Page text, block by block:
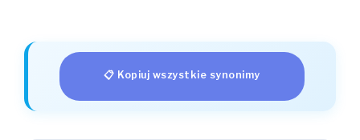
📋 Kopiuj wszystkie synonimy